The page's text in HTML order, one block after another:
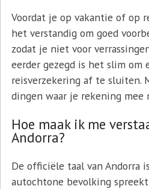
Voordat je op vakantie of op
het verstandig om goed
zodat je niet voor
eerder gezegd is het slim om
reisverzekering af te sluiten.
dingen waar je rekening mee
Hoe maak ik me
Andorra?
De officiële taal van Andorra
autochtone bevolking